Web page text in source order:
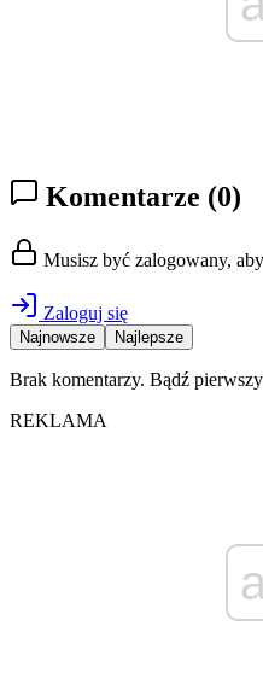
Komentarze (0)
Musisz być zalogowany,
Zaloguj się
Najnowsze Najlepsze
Brak komentarzy. Bądź
REKLAMA